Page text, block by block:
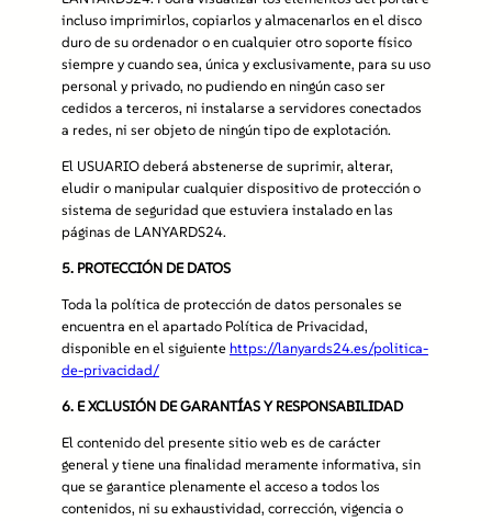
incluso imprimirlos, copiarlos y almacenarlos en el disco
duro de su ordenador o en cualquier otro soporte físico
siempre y cuando sea, única y exclusivamente, para su uso
personal y privado, no pudiendo en ningún caso ser
cedidos a terceros, ni instalarse a servidores conectados
a redes, ni ser objeto de ningún tipo de explotación.
El USUARIO deberá abstenerse de suprimir, alterar,
eludir o manipular cualquier dispositivo de protección o
sistema de seguridad que estuviera instalado en las
páginas de LANYARDS24.
5. PROTECCIÓN DE DATOS
Toda la política de protección de datos personales se
encuentra en el apartado Política de Privacidad,
disponible en el siguiente https://lanyards24.es/politica-
de-privacidad/
6. EXCLUSIÓN DE GARANTÍAS Y RESPONSABILIDAD
El contenido del presente sitio web es de carácter
general y tiene una finalidad meramente informativa, sin
que se garantice plenamente el acceso a todos los
contenidos, ni su exhaustividad, corrección, vigencia o